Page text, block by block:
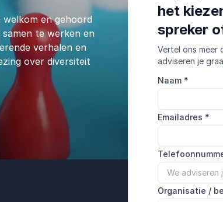
en gehoord
te werken en
verhalen en
over diversiteit
het
spreker
Vertel ons meer
adviseren je
Naam *
Emailadres *
Organisatie /